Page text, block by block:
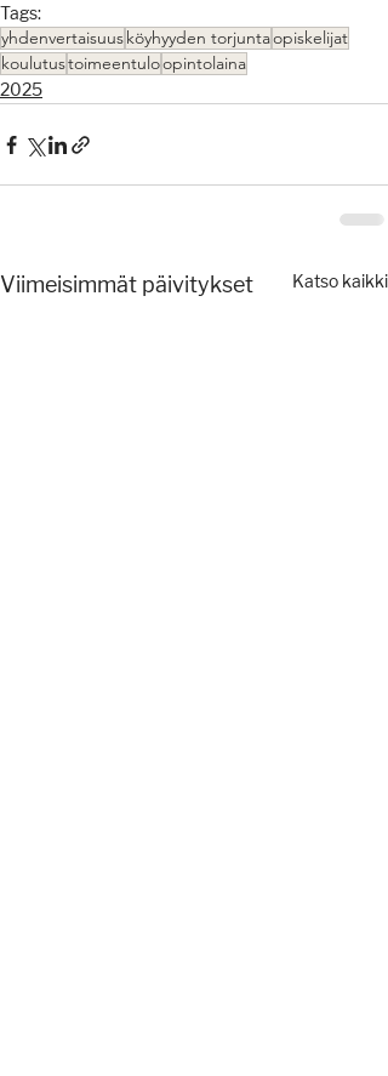
Tags:
yhdenvertaisuusköyhyyden torjuntaopiskelijat
koulutustoimeentuloopintolaina
2025
Viimeisimmät päivitykset Katso kaikki